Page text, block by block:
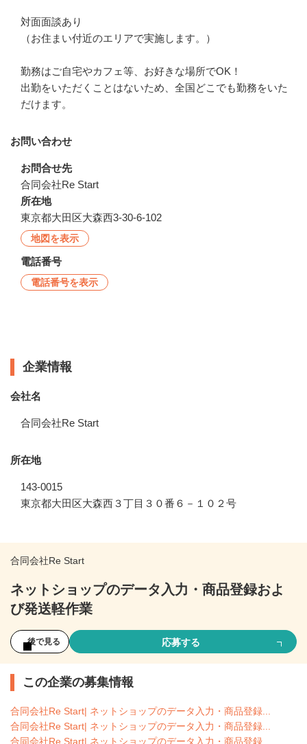
対面面談あり
（お住まい付近のエリアで実施します。）
勤務はご自宅やカフェ等、お好きな場所でOK！
出勤をいただくことはないため、全国どこでも勤務をいた
だけます。
お問い合わせ
お問合せ先
合同会社Re Start
所在地
東京都大田区大森西3-30-6-102
地図を表示
電話番号
電話番号を表示
企業情報
会社名
合同会社Re Start
所在地
143-0015
東京都大田区大森西３丁目３０番６－１０２号
合同会社Re Start
ネットショップのデータ入力・商品登録およ
び発送軽作業
後で見る 応募する
この企業の募集情報
合同会社Re Start| ネットショップのデータ入力・商品登録...
合同会社Re Start| ネットショップのデータ入力・商品登録...
合同会社Re Start| ネットショップのデータ入力・商品登録...